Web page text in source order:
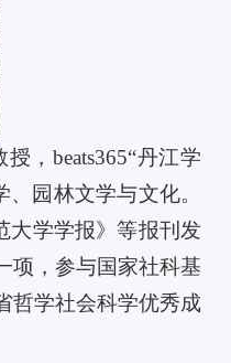
，beats365“丹江学
园林文学与文化。
大学学报》等报刊发
项，参与国家社科基
哲学社会科学优秀成